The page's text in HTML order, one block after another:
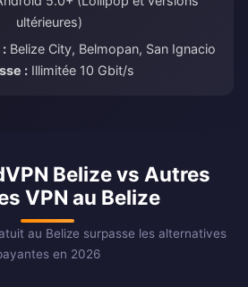
ultérieures)
: Belize City, Belmopan, San Ignacio
:Illimitée 10 Gbit/s
Belize vs Autres
VPN au Belize
au Belize surpasse les alternatives
en 2026